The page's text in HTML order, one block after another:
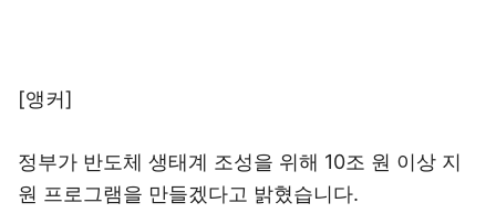
[앵커]
정부가 반도체 생태계 조성을 위해 10조 원 이상 지
원 프로그램을 만들겠다고 밝혔습니다.